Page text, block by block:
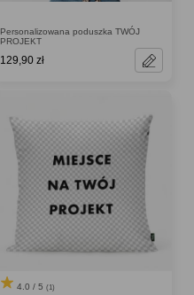
Personalizowana poduszka TWÓJ
PROJEKT
129,90 zł
4.0 / 5 (1)